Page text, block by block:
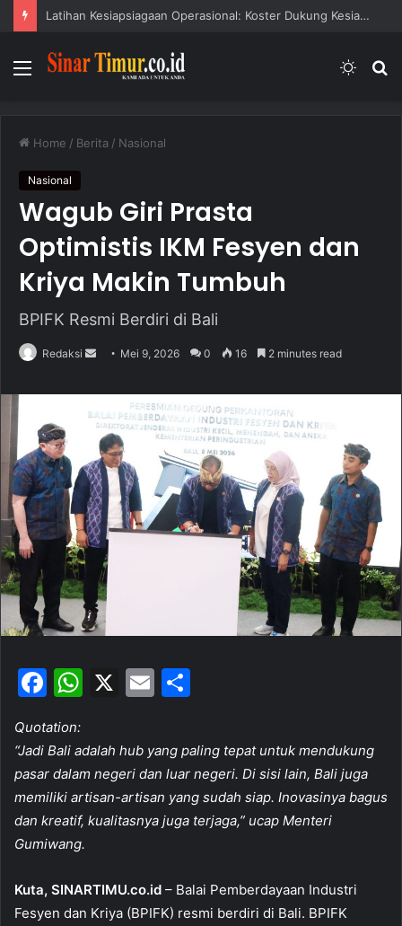
Latihan Kesiapsiagaan Operasional: Koster Dukung Kesiapsiagaan Bencana
Menu
Switch
Home / Berita / Nasional
Nasional
Wagub Giri Prasta
Optimistis IKM Fesyen dan
Kriya Makin Tumbuh
BPIFK Resmi Berdiri di Bali
Redaksi
n
d
a
n
e
m
a
i
Mei 9, 2026 0 16 2 minutes read
F
c
e
b
o
o
k
W
at
s
A
p
p
X
E
ai
l
ar
e
Quotation:
“Jadi Bali adalah hub yang paling tepat untuk mendukung
pasar dalam negeri dan luar negeri. Di sisi lain, Bali juga
memiliki artisan-artisan yang sudah siap. Inovasinya bagus
dan kreatif, kualitasnya juga terjaga,” ucap Menteri
Gumiwang.
Kuta, SINARTIMU.co.id – Balai Pemberdayaan Industri
Fesyen dan Kriya (BPIFK) resmi berdiri di Bali. BPIFK